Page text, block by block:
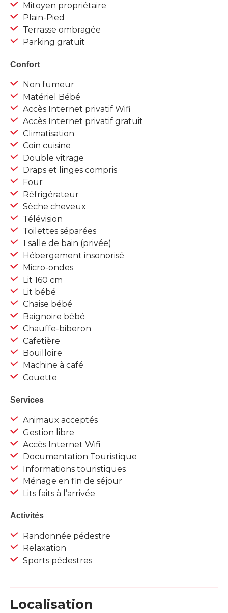
Mitoyen propriétaire
Plain-Pied
Terrasse ombragée
Parking gratuit
Confort
Non fumeur
Matériel Bébé
Accès Internet privatif Wifi
Accès Internet privatif gratuit
Climatisation
Coin cuisine
Double vitrage
Draps et linges compris
Four
Réfrigérateur
Sèche cheveux
Télévision
Toilettes séparées
1 salle de bain (privée)
Hébergement insonorisé
Micro-ondes
Lit 160 cm
Lit bébé
Chaise bébé
Baignoire bébé
Chauffe-biberon
Cafetière
Bouilloire
Machine à café
Couette
Services
Animaux acceptés
Gestion libre
Accès Internet Wifi
Documentation Touristique
Informations touristiques
Ménage en fin de séjour
Lits faits à l’arrivée
Activités
Randonnée pédestre
Relaxation
Sports pédestres
Localisation